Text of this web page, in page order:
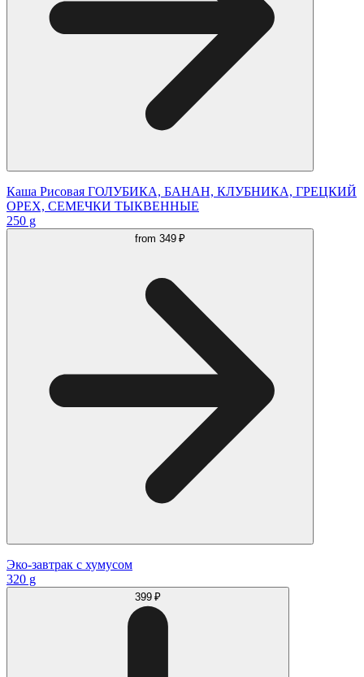
Каша Рисовая ГОЛУБИКА, БАНАН, КЛУБНИКА, ГРЕЦКИЙ
ОРЕХ, СЕМЕЧКИ ТЫКВЕННЫЕ
250 g
from 349 ₽
Эко-завтрак с хумусом
320 g
399 ₽